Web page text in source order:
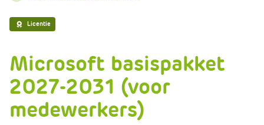
Licentie
Microsoft basispakket
2027-2031 (voor
medewerkers)